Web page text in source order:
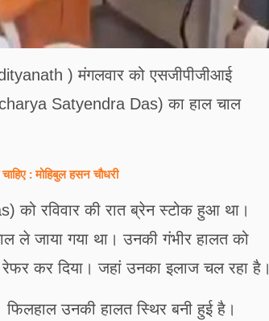
) मंगलवार को एसजीपीजीआई
Satyendra Das) का हाल चाल
: मोहिबुल हसन चौधरी
को रविवार की रात ब्रेन स्टोक हुआ था।
ले जाया गया था। उनकी गंभीर हालत को
कर दिया। जहां उनका इलाज चल रहा है।
फिलहाल उनकी हालत स्थिर बनी हुई है।